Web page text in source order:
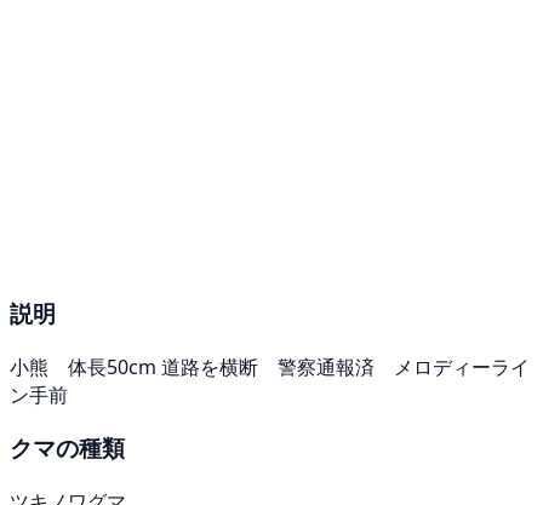
説明
小熊 体長50cm 道路を横断 警察通報済 メロディーライ
ン手前
クマの種類